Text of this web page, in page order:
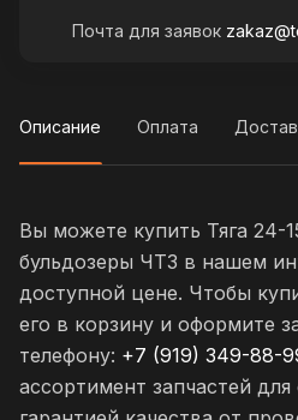
Почта для заявок
Описание Оплата
Вы можете купить Тяга 24-
бульдозеры ЧТЗ в нашем
доступной цене. Чтобы
его в корзину и оформите
телефону: +7 (919) 349-88-
ассортимент запчастей